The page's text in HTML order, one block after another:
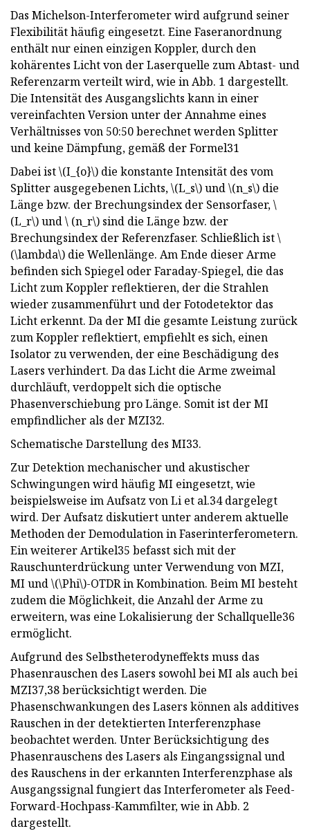
Das Michelson-Interferometer wird aufgrund seiner
Flexibilität häufig eingesetzt. Eine Faseranordnung
enthält nur einen einzigen Koppler, durch den
kohärentes Licht von der Laserquelle zum Abtast- und
Referenzarm verteilt wird, wie in Abb. 1 dargestellt.
Die Intensität des Ausgangslichts kann in einer
vereinfachten Version unter der Annahme eines
Verhältnisses von 50:50 berechnet werden Splitter
und keine Dämpfung, gemäß der Formel31
Dabei ist \(I_{o}\) die konstante Intensität des vom
Splitter ausgegebenen Lichts, \(L_s\) und \(n_s\) die
Länge bzw. der Brechungsindex der Sensorfaser, \
(L_r\) und \ (n_r\) sind die Länge bzw. der
Brechungsindex der Referenzfaser. Schließlich ist \
(\lambda\) die Wellenlänge. Am Ende dieser Arme
befinden sich Spiegel oder Faraday-Spiegel, die das
Licht zum Koppler reflektieren, der die Strahlen
wieder zusammenführt und der Fotodetektor das
Licht erkennt. Da der MI die gesamte Leistung zurück
zum Koppler reflektiert, empfiehlt es sich, einen
Isolator zu verwenden, der eine Beschädigung des
Lasers verhindert. Da das Licht die Arme zweimal
durchläuft, verdoppelt sich die optische
Phasenverschiebung pro Länge. Somit ist der MI
empfindlicher als der MZI32.
Schematische Darstellung des MI33.
Zur Detektion mechanischer und akustischer
Schwingungen wird häufig MI eingesetzt, wie
beispielsweise im Aufsatz von Li et al.34 dargelegt
wird. Der Aufsatz diskutiert unter anderem aktuelle
Methoden der Demodulation in Faserinterferometern.
Ein weiterer Artikel35 befasst sich mit der
Rauschunterdrückung unter Verwendung von MZI,
MI und \(\Phi\)-OTDR in Kombination. Beim MI besteht
zudem die Möglichkeit, die Anzahl der Arme zu
erweitern, was eine Lokalisierung der Schallquelle36
ermöglicht.
Aufgrund des Selbstheterodyneffekts muss das
Phasenrauschen des Lasers sowohl bei MI als auch bei
MZI37,38 berücksichtigt werden. Die
Phasenschwankungen des Lasers können als additives
Rauschen in der detektierten Interferenzphase
beobachtet werden. Unter Berücksichtigung des
Phasenrauschens des Lasers als Eingangssignal und
des Rauschens in der erkannten Interferenzphase als
Ausgangssignal fungiert das Interferometer als Feed-
Forward-Hochpass-Kammfilter, wie in Abb. 2
dargestellt.